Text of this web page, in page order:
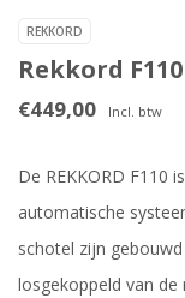
REKKORD
Rekkord
€449,00 Incl. btw
De REKKORD F110
automatische
schotel zijn
losgekoppeld van